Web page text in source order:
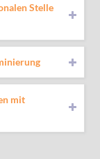
Stelle
mit